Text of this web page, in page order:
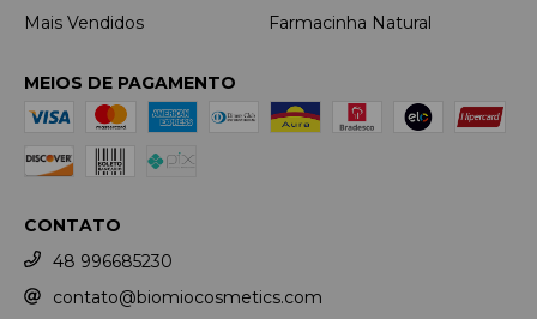
Mais Vendidos Farmacinha Natural
MEIOS DE PAGAMENTO
CONTATO
48 996685230
contato@biomiocosmetics.com